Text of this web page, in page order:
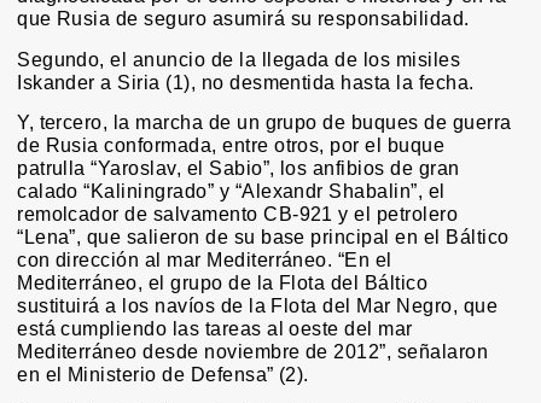
que Rusia de seguro asumirá su responsabilidad.
Segundo, el anuncio de la llegada de los misiles
Iskander a Siria (1), no desmentida hasta la fecha.
Y, tercero, la marcha de un grupo de buques de guerra
de Rusia conformada, entre otros, por el buque
patrulla “Yaroslav, el Sabio”, los anfibios de gran
calado “Kaliningrado” y “Alexandr Shabalin”, el
remolcador de salvamento CB-921 y el petrolero
“Lena”, que salieron de su base principal en el Báltico
con dirección al mar Mediterráneo. “En el
Mediterráneo, el grupo de la Flota del Báltico
sustituirá a los navíos de la Flota del Mar Negro, que
está cumpliendo las tareas al oeste del mar
Mediterráneo desde noviembre de 2012”, señalaron
en el Ministerio de Defensa” (2).